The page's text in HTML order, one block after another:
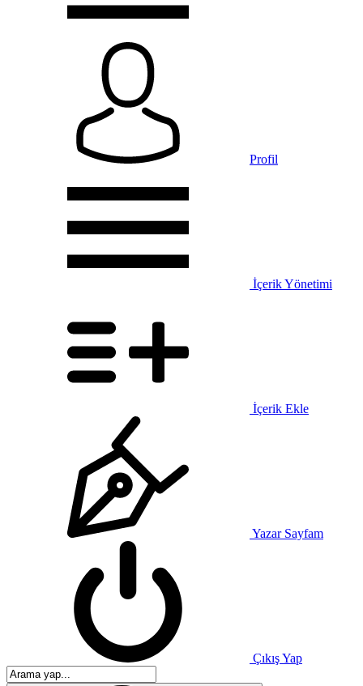
Profil
İçerik Yönetimi
İçerik Ekle
Yazar Sayfam
Çıkış Yap